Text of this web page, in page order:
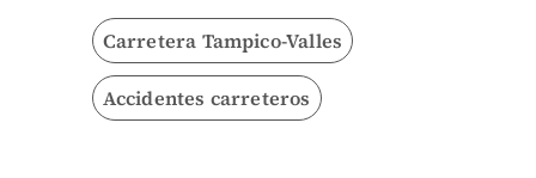
Carretera Tampico-Valles
Accidentes carreteros